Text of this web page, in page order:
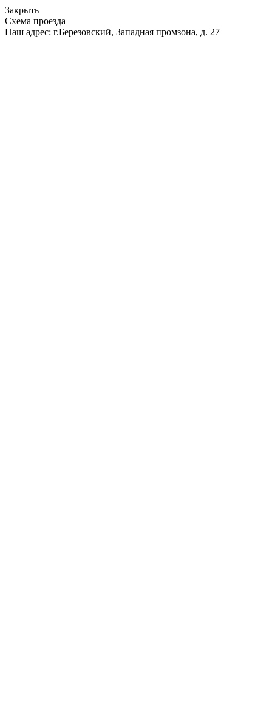
Закрыть
Схема проезда
Наш адрес: г.Березовский, Западная промзона, д. 27